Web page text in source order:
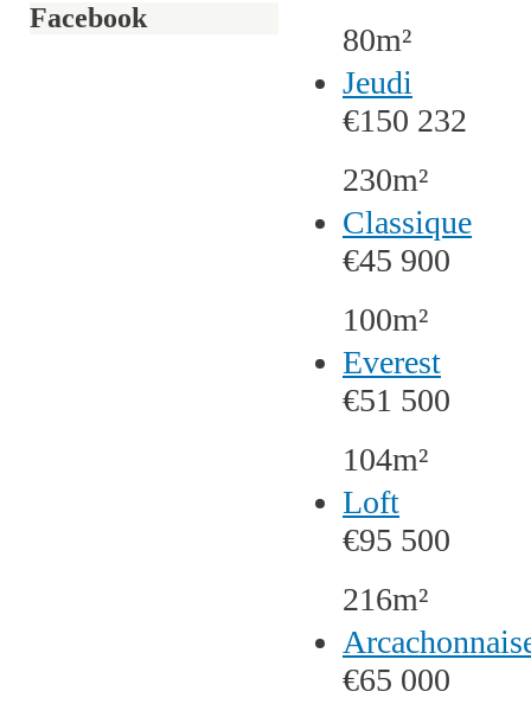
Facebook
80m²
Jeudi
€150 232
230m²
Classique
€45 900
100m²
Everest
€51 500
104m²
Loft
€95 500
216m²
€65 000